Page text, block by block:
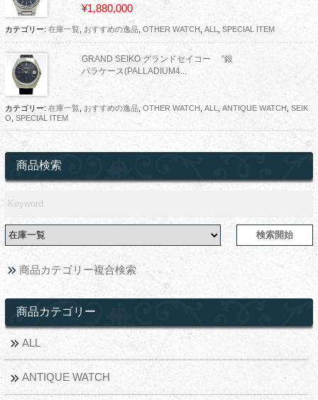
¥1,880,000
カテゴリー: 在庫一覧, おすすめの逸品, OTHER WATCH ALL SPECIAL ITEM
GRAND SEIKO グランドセイコー ”銀
パラケース(PALLADIUM4...
カテゴリー: 在庫一覧, おすすめの逸品, OTHER WATCH ALL ANTIQUE WATCH
SEIK
O SPECIAL ITEM
商品検索
商品カテゴリー複合検索
商品カテゴリー
ALL
ANTIQUE WATCH